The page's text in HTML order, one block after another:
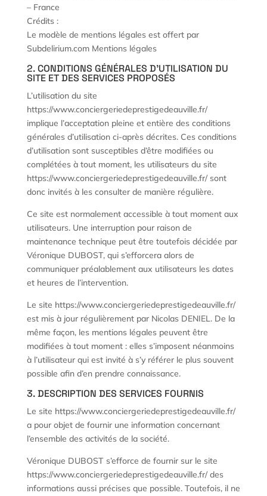
– France
Crédits :
Le modèle de mentions légales est offert par
Subdelirium.com Mentions légales
2. CONDITIONS GÉNÉRALES D’UTILISATION DU
SITE ET DES SERVICES PROPOSÉS
L’utilisation du site
https://www.conciergeriedeprestigedeauville.fr/
implique l’acceptation pleine et entière des conditions
générales d’utilisation ci-après décrites. Ces conditions
d’utilisation sont susceptibles d’être modifiées ou
complétées à tout moment, les utilisateurs du site
https://www.conciergeriedeprestigedeauville.fr/ sont
donc invités à les consulter de manière régulière.
Ce site est normalement accessible à tout moment aux
utilisateurs. Une interruption pour raison de
maintenance technique peut être toutefois décidée par
Véronique DUBOST, qui s’efforcera alors de
communiquer préalablement aux utilisateurs les dates
et heures de l’intervention.
Le site https://www.conciergeriedeprestigedeauville.fr/
est mis à jour régulièrement par Nicolas DENIEL. De la
même façon, les mentions légales peuvent être
modifiées à tout moment : elles s’imposent néanmoins
à l’utilisateur qui est invité à s’y référer le plus souvent
possible afin d’en prendre connaissance.
3. DESCRIPTION DES SERVICES FOURNIS
Le site https://www.conciergeriedeprestigedeauville.fr/
a pour objet de fournir une information concernant
l’ensemble des activités de la société.
Véronique DUBOST s’efforce de fournir sur le site
https://www.conciergeriedeprestigedeauville.fr/ des
informations aussi précises que possible. Toutefois, il ne